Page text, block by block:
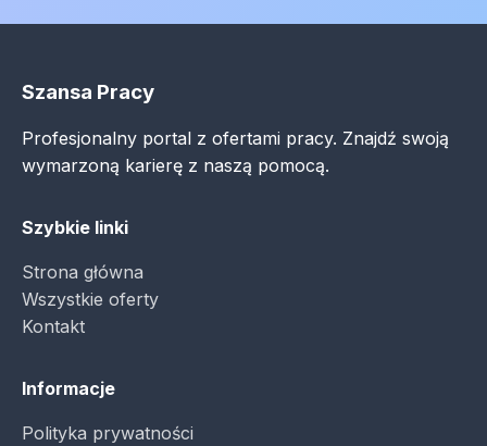
Szansa Pracy
Profesjonalny portal z ofertami pracy. Znajdź swoją
wymarzoną karierę z naszą pomocą.
Szybkie linki
Strona główna
Wszystkie oferty
Kontakt
Informacje
Polityka prywatności